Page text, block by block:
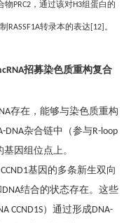
PRC2，通过该对H3组蛋白的
RASSF1A转录本的表达[12]。
招募染色质重构复合
存在，能够与染色质重构
杂合链中（参与R-loop
因组位点上。
基因的多条新生双向
结合的状态存在。这些
CCND1S）通过形成DNA-